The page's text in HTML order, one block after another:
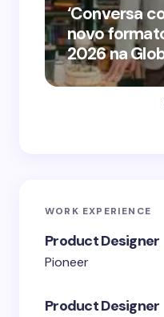
‘Conversa
novo
2026 na
WORK EXPERIENCE
Product Designer
Pioneer
Product Designer